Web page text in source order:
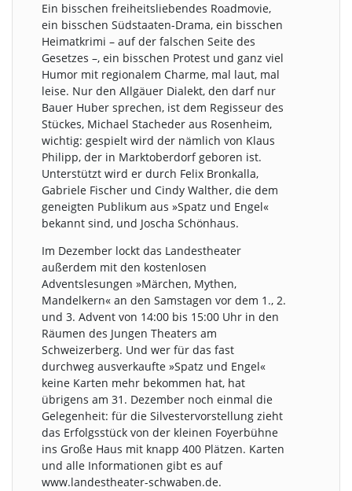
Ein bisschen freiheitsliebendes Roadmovie,
ein bisschen Südstaaten-Drama, ein bisschen
Heimatkrimi – auf der falschen Seite des
Gesetzes –, ein bisschen Protest und ganz viel
Humor mit regionalem Charme, mal laut, mal
leise. Nur den Allgäuer Dialekt, den darf nur
Bauer Huber sprechen, ist dem Regisseur des
Stückes, Michael Stacheder aus Rosenheim,
wichtig: gespielt wird der nämlich von Klaus
Philipp, der in Marktoberdorf geboren ist.
Unterstützt wird er durch Felix Bronkalla,
Gabriele Fischer und Cindy Walther, die dem
geneigten Publikum aus »Spatz und Engel«
bekannt sind, und Joscha Schönhaus.
Im Dezember lockt das Landestheater
außerdem mit den kostenlosen
Adventslesungen »Märchen, Mythen,
Mandelkern« an den Samstagen vor dem 1., 2.
und 3. Advent von 14:00 bis 15:00 Uhr in den
Räumen des Jungen Theaters am
Schweizerberg. Und wer für das fast
durchweg ausverkaufte »Spatz und Engel«
keine Karten mehr bekommen hat, hat
übrigens am 31. Dezember noch einmal die
Gelegenheit: für die Silvestervorstellung zieht
das Erfolgsstück von der kleinen Foyerbühne
ins Große Haus mit knapp 400 Plätzen. Karten
und alle Informationen gibt es auf
www.landestheater-schwaben.de.